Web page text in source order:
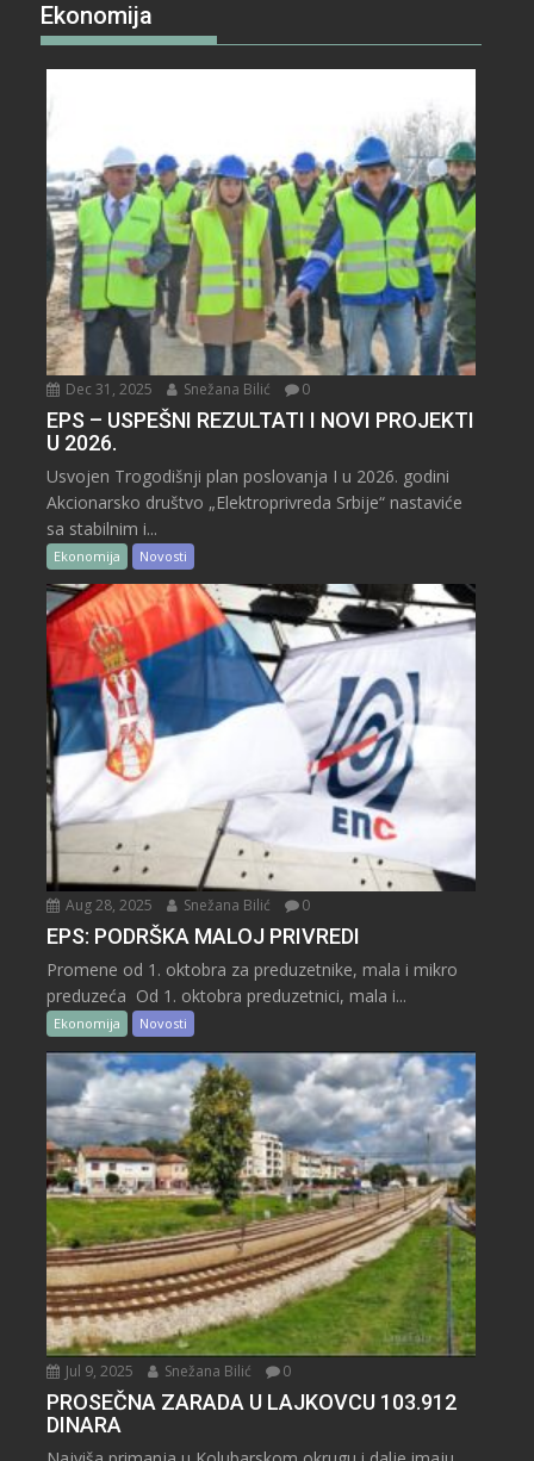
Ekonomija
Dec 31, 2025 Snežana Bilić 0
EPS – USPEŠNI REZULTATI I NOVI PROJEKTI
U 2026.
Usvojen Trogodišnji plan poslovanja I u 2026. godini
Akcionarsko društvo „Elektroprivreda Srbije“ nastaviće
sa stabilnim i...
Ekonomija Novosti
Aug 28, 2025 Snežana Bilić 0
EPS: PODRŠKA MALOJ PRIVREDI
Promene od 1. oktobra za preduzetnike, mala i mikro
preduzeća Od 1. oktobra preduzetnici, mala i...
Ekonomija Novosti
Jul 9, 2025 Snežana Bilić 0
PROSEČNA ZARADA U LAJKOVCU 103.912
DINARA